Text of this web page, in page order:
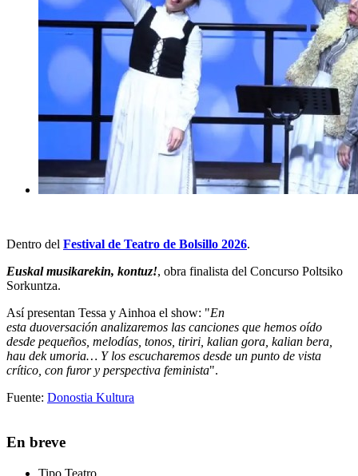
Dentro del Festival de Teatro de Bolsillo 2026.
Euskal musikarekin, kontuz!, obra finalista del Concurso Poltsiko
Sorkuntza.
Así presentan Tessa y Ainhoa el show: "En
esta duoversación analizaremos las canciones que hemos oído
desde pequeños, melodías, tonos, tiriri, kalian gora, kalian bera,
hau dek umoria… Y los escucharemos desde un punto de vista
crítico, con furor y perspectiva feminista".
Fuente: Donostia Kultura
En breve